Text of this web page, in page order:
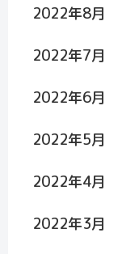
2022年8月
2022年7月
2022年6月
2022年5月
2022年4月
2022年3月